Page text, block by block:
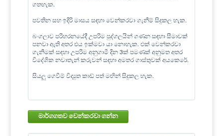
ගතහැක.
පවතින සහ ඉදිරි මාසය සඳහා වෙන්කරවා ගැනීම් සිදුකල හැක.
බංගලාව පරිහරනයේදී උපරිම පුද්ගලයින් ගණන සඳහා සීමාවක්
පනවා ඇති අතර එය ඉක්මවා යා නොහැක. එක් වෙන්කරවා
ගැනීමක් සඳහා උපරිම අනුගාමී දින 3ක් පමණක් අනුමත අතර
විදේශික නවාතැන් කරුවන් සඳහා අමතර ගාස්තුවක් අයකෙරේ.
සියලු ගෙවීම් විද්‍යුත කාඩ් පත් මඟින් සිදුකල හැක.
මාර්ගගතව වෙන්කරවා ගන්න